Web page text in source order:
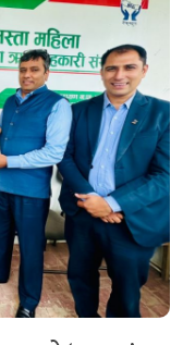
स्थलगत सुपरिवेक्षण
स्थलगत